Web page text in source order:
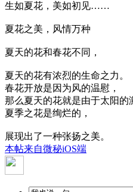
生如夏花，美如初见……
夏花之美，风情万种
夏天的花和春花不同，
夏天的花有浓烈的生命之力。
春花开放是因为风的温慰，
那么夏天的花就是由于太阳的
夏季之花是绚烂的，
展现出了一种张扬之美。
本帖来自微秘iOS端